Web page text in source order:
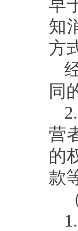
早
知
方
同
2.
营
的
款
1.